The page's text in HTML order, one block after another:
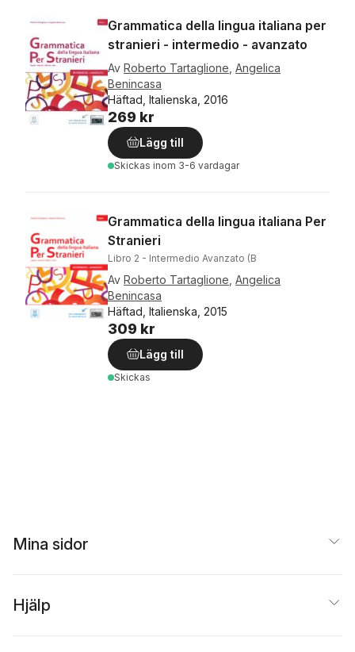
Grammatica della lingua italiana per
stranieri - intermedio - avanzato
Av Roberto Tartaglione Angelica
Benincasa
Häftad, Italienska, 2016
269 kr
Lägg till
Skickas inom 3-6 vardagar
Grammatica della lingua italiana Per
Stranieri
Libro 2 - Intermedio Avanzato (B
Av Roberto Tartaglione Angelica
Benincasa
Häftad, Italienska, 2015
309 kr
Lägg till
Skickas
Mina sidor
Hjälp